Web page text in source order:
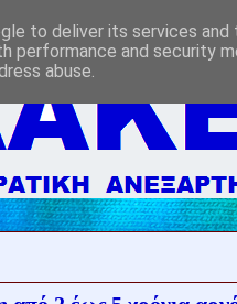
to deliver its services
performance and security
abuse.